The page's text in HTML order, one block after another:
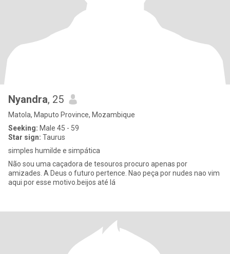
Nyandra, 25
Matola, Maputo Province, Mozambique
Seeking: Male 45 - 59
Star sign: Taurus
simples humilde e simpática
Não sou uma caçadora de tesouros procuro apenas por
amizades. A Deus o futuro pertence. Nao peça por nudes nao vim
aqui por esse motivo.beijos até lá